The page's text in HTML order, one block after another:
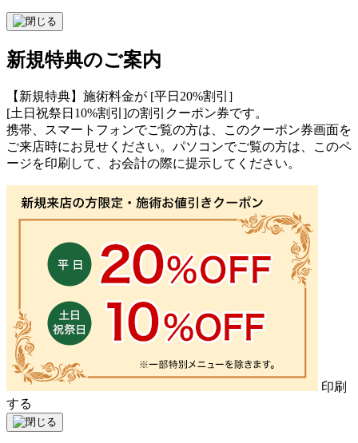
新規特典のご案内
【新規特典】施術料金が [平日20%割引]
[土日祝祭日10%割引]の割引クーポン券です。
携帯、スマートフォンでご覧の方は、このクーポン券画面を
ご来店時にお見せください。パソコンでご覧の方は、このペ
ージを印刷して、お会計の際に提示してください。
印刷
する